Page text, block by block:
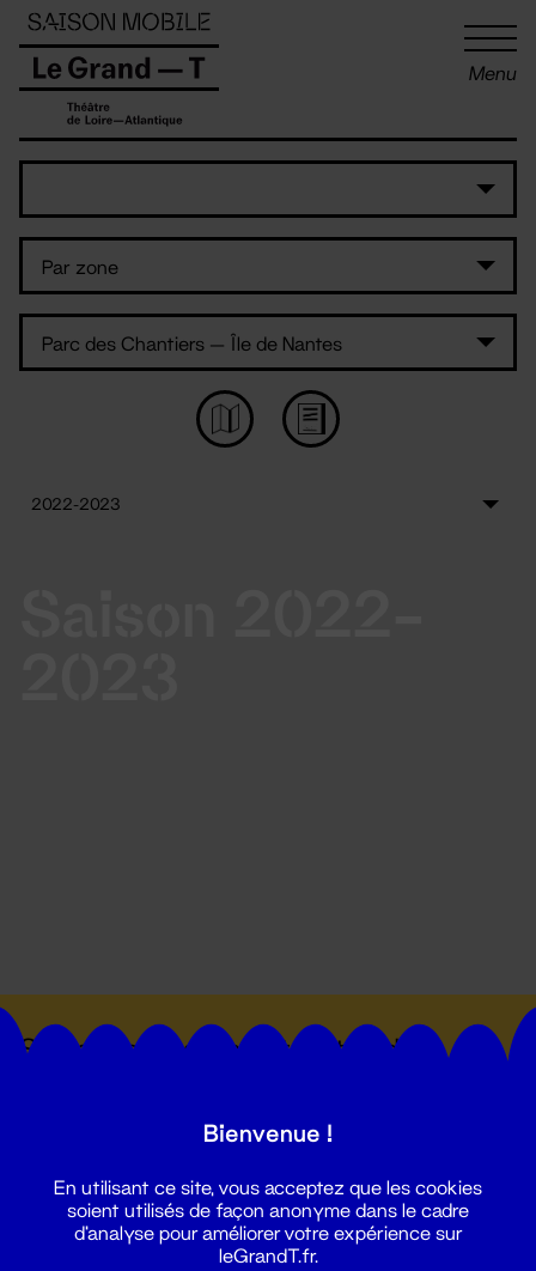
Menu
Suivez toutes les actualités du
Panneau de gestion des cookies
Bienvenue !
En utilisant ce site, vous acceptez que les cookies
soient utilisés de façon anonyme dans le cadre
d'analyse pour améliorer votre expérience sur
leGrandT.fr.